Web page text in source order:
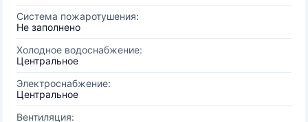
Система пожаротушения:
Не заполнено
Холодное водоснабжение:
Центральное
Электроснабжение:
Центральное
Вентиляция: